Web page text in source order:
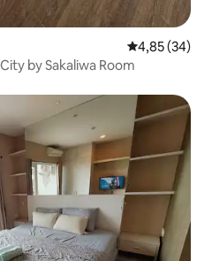
Prosječna
4,85 (34)
by Sakaliwa Room